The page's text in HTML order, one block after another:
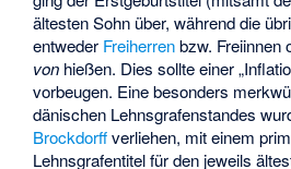
ältesten Sohn über, während die
entweder Freiherrenbzw. Freiinnen
von hießen. Dies sollte einer
vorbeugen. Eine besonders
dänischen Lehnsgrafenstandes
Brockdorffverliehen, mit einem
Lehnsgrafentitel für den jeweils